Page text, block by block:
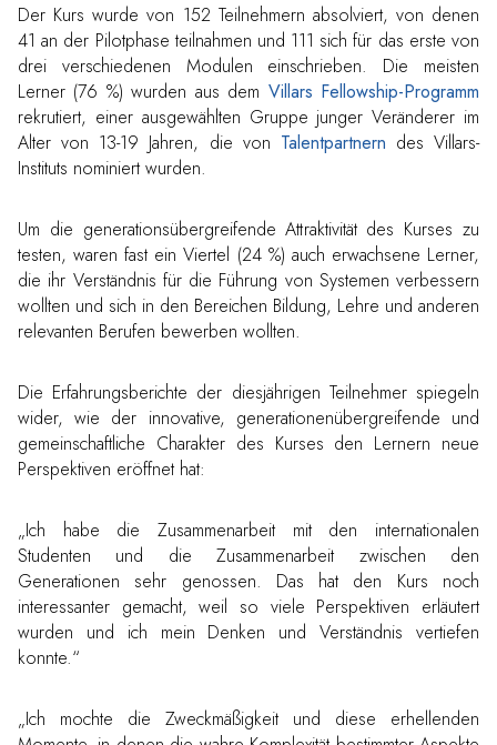
Der Kurs wurde von 152 Teilnehmern absolviert, von denen
41 an der Pilotphase teilnahmen und 111 sich für das erste von
drei verschiedenen Modulen einschrieben. Die meisten
Lerner (76 %) wurden aus dem Villars Fellowship-Programm
rekrutiert, einer ausgewählten Gruppe junger Veränderer im
Alter von 13-19 Jahren, die von Talentpartnern des Villars-
Instituts nominiert wurden.
Um die generationsübergreifende Attraktivität des Kurses zu
testen, waren fast ein Viertel (24 %) auch erwachsene Lerner,
die ihr Verständnis für die Führung von Systemen verbessern
wollten und sich in den Bereichen Bildung, Lehre und anderen
relevanten Berufen bewerben wollten.
Die Erfahrungsberichte der diesjährigen Teilnehmer spiegeln
wider, wie der innovative, generationenübergreifende und
gemeinschaftliche Charakter des Kurses den Lernern neue
Perspektiven eröffnet hat:
„Ich habe die Zusammenarbeit mit den internationalen
Studenten und die Zusammenarbeit zwischen den
Generationen sehr genossen. Das hat den Kurs noch
interessanter gemacht, weil so viele Perspektiven erläutert
wurden und ich mein Denken und Verständnis vertiefen
konnte.“
„Ich mochte die Zweckmäßigkeit und diese erhellenden